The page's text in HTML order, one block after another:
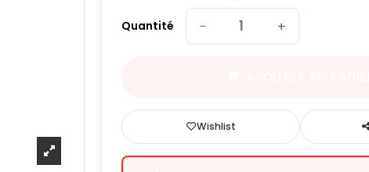
Quantité − +
Wishlist